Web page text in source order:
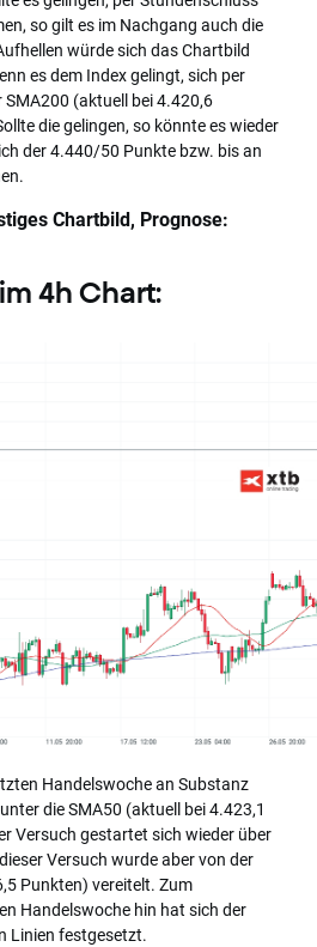
so gilt es im Nachgang auch die
würde sich das Chartbild
es dem Index gelingt, sich per
(aktuell bei 4.420,6
die gelingen, so könnte es wieder
der 4.440/50 Punkte bzw. bis an
Chartbild, Prognose:
4h Chart:
Handelswoche an Substanz
die SMA50 (aktuell bei 4.423,1
Versuch gestartet sich wieder über
Versuch wurde aber von der
Punkten) vereitelt. Zum
Handelswoche hin hat sich der
Linien festgesetzt.